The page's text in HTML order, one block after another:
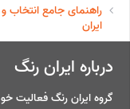
راهنمای جامع انتخاب
ایران
درباره ایران رنگ